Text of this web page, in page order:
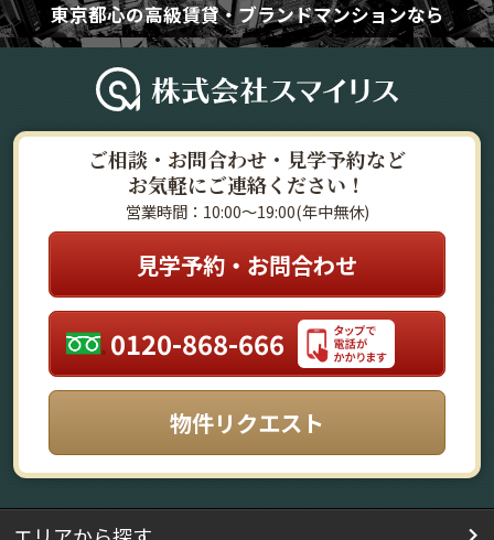
東京都心の高級賃貸・ブランドマンションなら
ご相談・お問合わせ・見学予約など
お気軽にご連絡ください！
営業時間：10:00～19:00(年中無休)
見学予約・お問合わせ
0120-868-666
物件リクエスト